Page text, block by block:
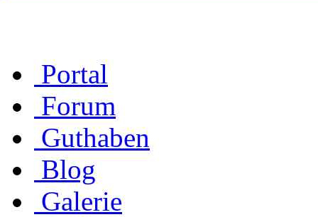
Portal
Forum
Guthaben
Blog
Galerie